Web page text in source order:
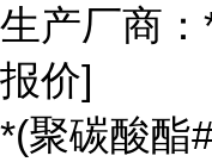
生产厂商
报价]
*(聚碳酸酯